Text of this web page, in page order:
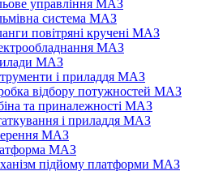
управління МАЗ
система МАЗ
повітряні кручені МАЗ
МАЗ
МАЗ
і приладдя МАЗ
відбору потужностей МАЗ
та приналежності МАЗ
і приладдя МАЗ
МАЗ
МАЗ
підйому платформи МАЗ